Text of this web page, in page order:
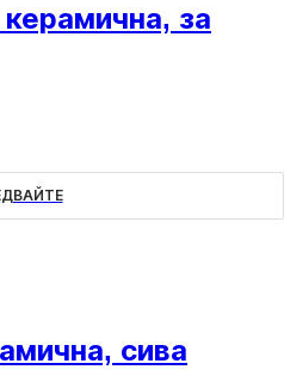
керамична, за
сива